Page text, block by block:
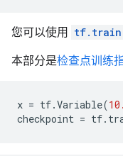
您可以使用
本部分是检查点训练
x = tf.Variable(10.
checkpoint = tf.